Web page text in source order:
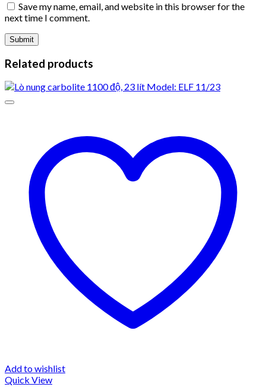
Save my name, email, and website in this browser for the
next time I comment.
Related products
Add to wishlist
Quick View